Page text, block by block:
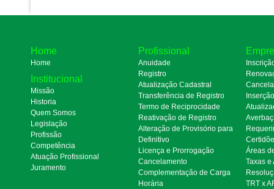
Home
Home
Institucional
Missão
Historia
Quem Somos
Legislação
Profissão
Competência
Atuação Profissional
Juramento
Profissional
Anuidade
Registro
Atualização Cadastral
Transferência de Registro
Termo de Reciprocidade
Reativação de Registro
Alteração de Provisório para
Definitivo
Licença e Prorrogação
Cancelamento
Complementação de Carga
Horária
Áreas
Taxas e
TRT x